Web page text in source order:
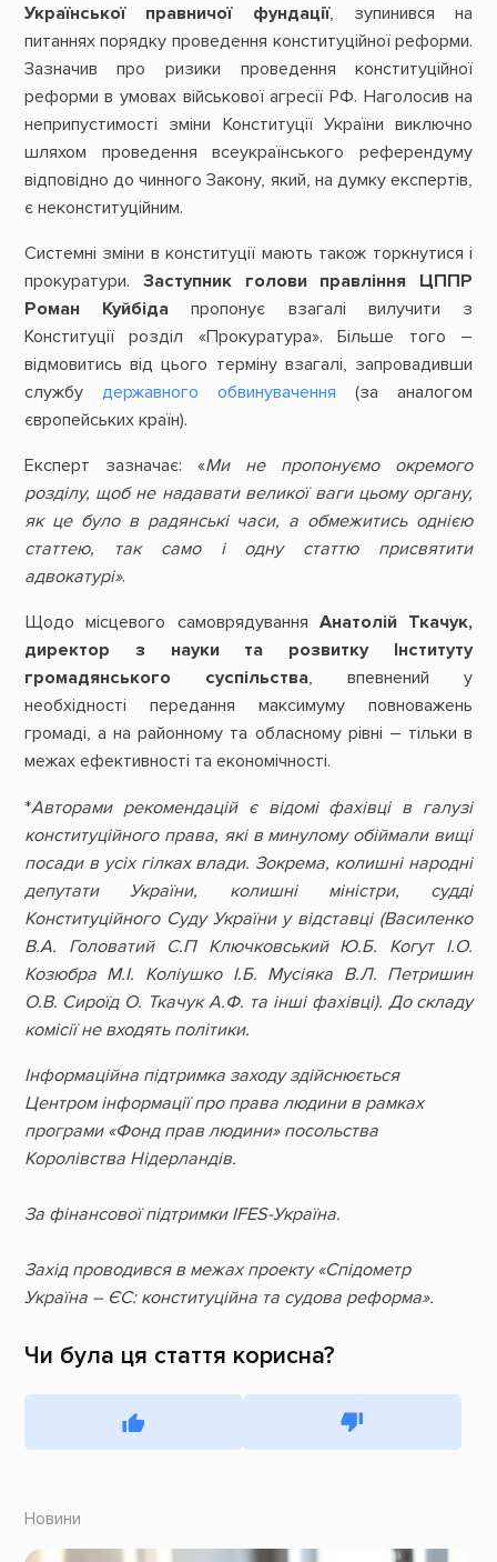
Української правничої фундації, зупинився на
питаннях порядку проведення конституційної реформи.
Зазначив про ризики проведення конституційної
реформи в умовах військової агресії РФ. Наголосив на
неприпустимості зміни Конституції України виключно
шляхом проведення всеукраїнського референдуму
відповідно до чинного Закону, який, на думку експертів,
є неконституційним.
Системні зміни в конституції мають також торкнутися і
прокуратури. Заступник голови правління ЦППР
Роман Куйбідапропонує взагалі вилучити з
Конституції розділ «Прокуратура». Більше того –
відмовитись від цього терміну взагалі, запровадивши
службу державного обвинувачення (за аналогом
європейських країн).
Експерт зазначає: «Ми не пропонуємо окремого
розділу, щоб не надавати великої ваги цьому органу,
як це було в радянські часи, а обмежитись однією
статтею, так само і одну статтю присвятити
адвокатурі».
Щодо місцевого самоврядування Анатолій Ткачук,
директор з науки та розвитку Інституту
громадянського суспільства, впевнений у
необхідності передання максимуму повноважень
громаді, а на районному та обласному рівні – тільки в
межах ефективності та економічності.
*Авторами рекомендацій є відомі фахівці в галузі
конституційного права, які в минулому обіймали вищі
посади в усіх гілках влади. Зокрема, колишні народні
депутати України, колишні міністри, судді
Конституційного Суду України у відставці (Василенко
В.А. Головатий С.П Ключковський Ю.Б. Когут І.О.
Козюбра М.І. Коліушко І.Б. Мусіяка В.Л. Петришин
О.В. Сироїд О. Ткачук А.Ф. та інші фахівці). До складу
комісії не входять політики.
Інформаційна підтримка заходу здійснюється
Центром інформації про права людини в рамках
програми «Фонд прав людини» посольства
Королівства Нідерландів.
За фінансової підтримки IFES-Україна.
Захід проводився в межах проекту «Спідометр
Україна – ЄС: конституційна та судова реформа».
Чи була ця стаття корисна?
Новини